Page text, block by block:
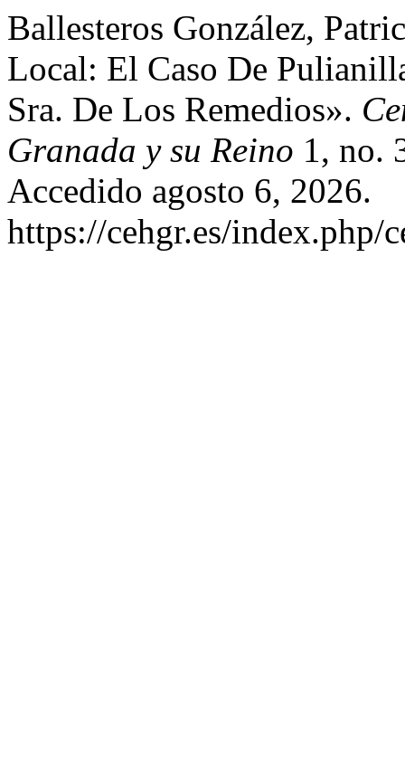
Ballesteros González,
Local: El Caso De
Sra. De Los Remedios».
Granada y su Reino 1, no.
Accedido agosto 6, 2026.
https://cehgr.es/index.php/